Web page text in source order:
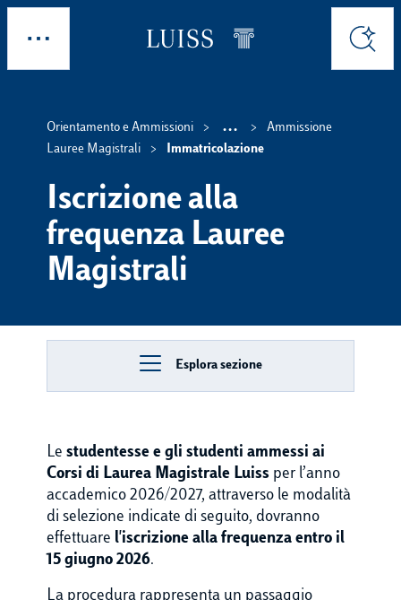
Skip to main content
Cerca
Orientamento e Ammissioni ...
Show
Ammissione
Lauree Magistrali
Immatricolazione
Iscrizione alla
frequenza Lauree
Magistrali
Esplora sezione
Le studentesse e gli studenti ammessi ai
Corsi di Laurea Magistrale Luiss per l’anno
accademico 2026/2027, attraverso le modalità
di selezione indicate di seguito, dovranno
effettuare l'iscrizione alla frequenza entro il
15 giugno 2026.
La procedura rappresenta un passaggio